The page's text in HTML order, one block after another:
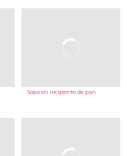
Sopa en recipiente de pan